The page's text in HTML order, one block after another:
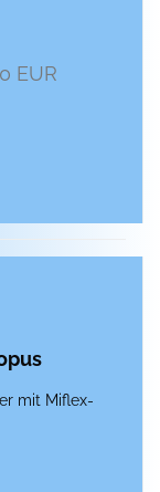
EUR
mit Miflex-​​